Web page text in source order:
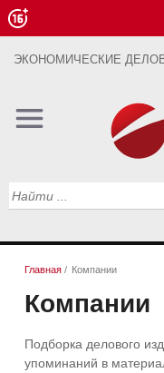
ЭКОНОМИЧЕСКИЕ
Главная / Компании
Компании
Подборка делового
упоминаний в